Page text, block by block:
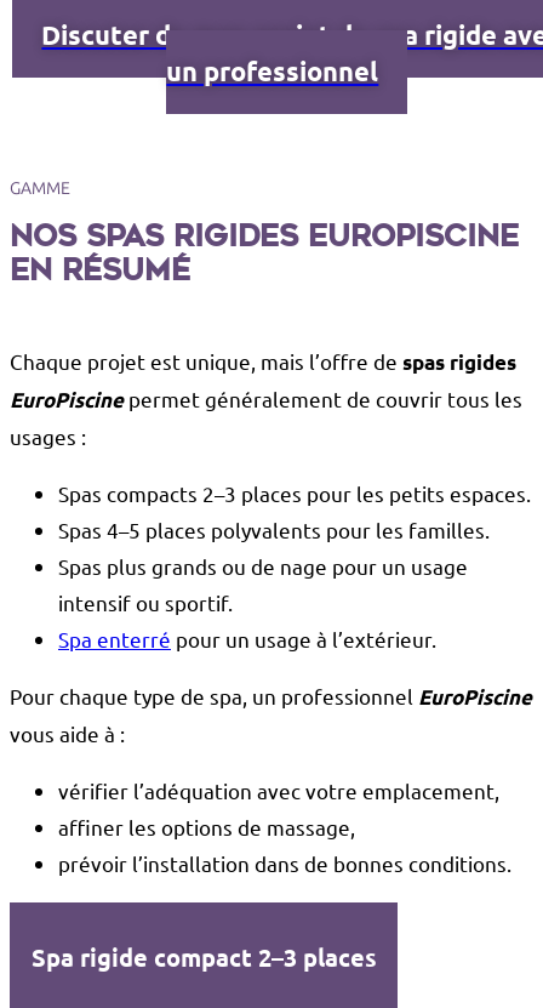
Discuter de mon projet de spa rigide
un professionnel
GAMME
Nos spas rigides EuroPiscine
en résumé
Chaque projet est unique, mais l’offre de spas rigides
EuroPiscinepermet généralement de couvrir tous les
usages :
Spas compacts 2–3 places pour les petits espaces.
Spas 4–5 places polyvalents pour les familles.
Spas plus grands ou de nage pour un usage
intensif ou sportif.
Spa enterré pour un usage à l’extérieur.
Pour chaque type de spa, un professionnel EuroPiscine
vous aide à :
vérifier l’adéquation avec votre emplacement,
affiner les options de massage,
prévoir l’installation dans de bonnes conditions.
Spa rigide compact 2–3 places